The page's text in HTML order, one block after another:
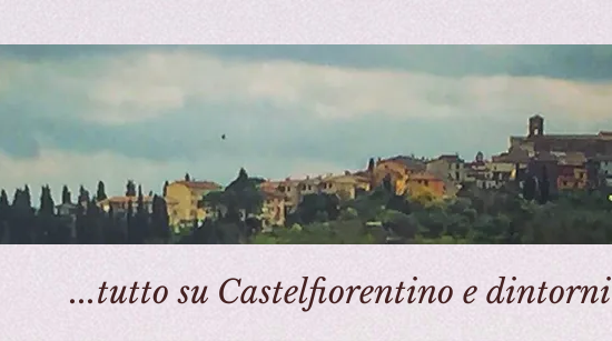
...tutto su Castelfiorentino e dintorni